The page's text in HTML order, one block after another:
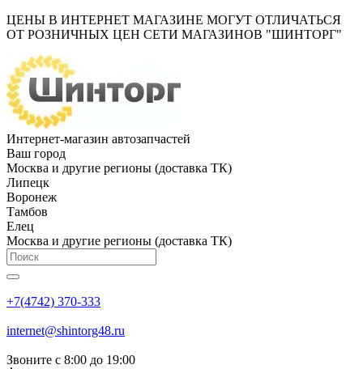
ЦЕНЫ В ИНТЕРНЕТ МАГАЗИНЕ МОГУТ ОТЛИЧАТЬСЯ
ОТ РОЗНИЧНЫХ ЦЕН СЕТИ МАГАЗИНОВ "ШИНТОРГ"
Интернет-магазин автозапчастей
Ваш город
Москва и другие регионы (доставка ТК)
Липецк
Воронеж
Тамбов
Елец
Москва и другие регионы (доставка ТК)
+7(4742) 370-333
internet@shintorg48.ru
Звоните с 8:00 до 19:00